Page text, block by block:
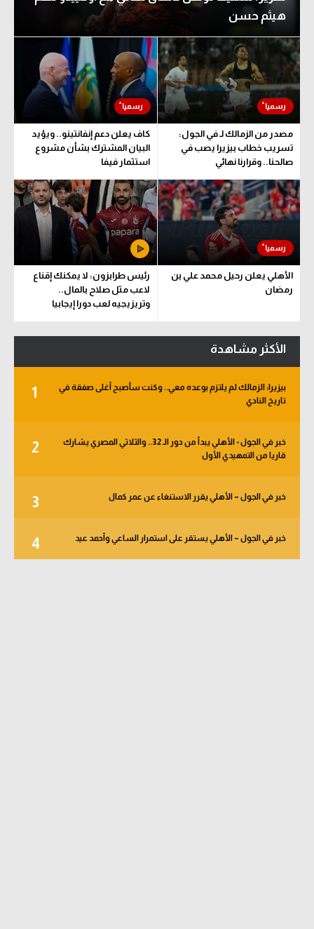
هيثم حسن
مصدر من الزمالك لـ في الجول:
تسريب خطاب بيزيرا يصب في
صالحنا.. وقرارنا نهائي
كاف يعلن دعم إنفانتينو.. ويؤيد
البيان المشترك بشأن مشروع
استثمار فيفا
الأهلي يعلن رحيل محمد علي بن
رمضان
رئيس طرابزون: لا يمكنك إقناع
لاعب مثل صلاح بالمال..
وتريزيجيه لعب دورا إيجابيا
الأكثر مشاهدة
1
بيزيرا: الزمالك لم يلتزم بوعده معي.. وكنت سأصبح أغلى صفقة في
تاريخ النادي
2
خبر في الجول - الأهلي يبدأ من دور الـ 32.. والثلاثي المصري يشارك
قاريا من التمهيدي الأول
3 خبر في الجول – الأهلي يقرر الاستنغاء عن عمر كمال
4 خبر في الجول – الأهلي يستقر على استمرار الساعي وأحمد عيد